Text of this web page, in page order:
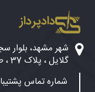
دادپرداز
گلایل ، پلاک 37 ، طبقه همکف
شماره تماس